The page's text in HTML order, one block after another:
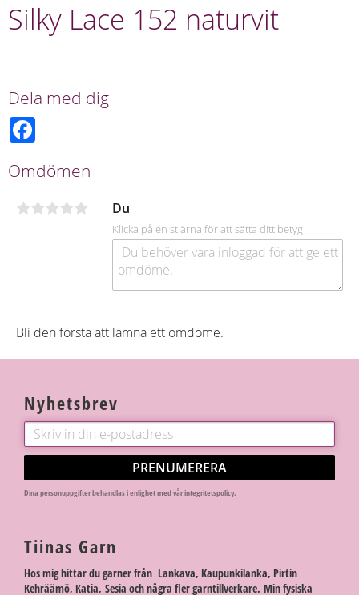
Silky Lace 152 naturvit
Dela med dig
b
o
k
Omdömen
Du
Klicka på en stjärna för att sätta ditt betyg
Bli den första att lämna ett omdöme.
Nyhetsbrev
PRENUMERERA
Dina personuppgifter behandlas i enlighet med vårintegritetspolicy.
Tiinas Garn
Hos mig hittar du garner från Lankava, Kaupunkilanka, Pirtin
Kehräämö, Katia, Sesia och några fler garntillverkare. Min fysiska